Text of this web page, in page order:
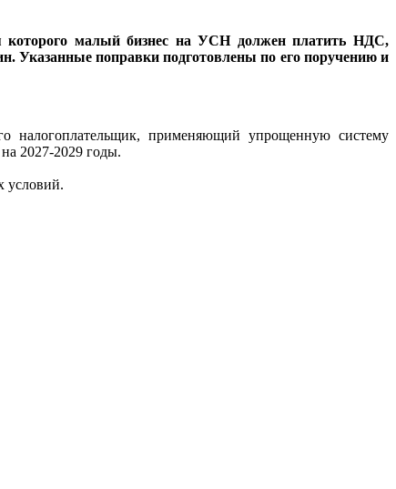
которого малый бизнес на УСН должен платить НДС,
Указанные поправки подготовлены по его поручению и
налогоплательщик, применяющий упрощенную систему
2027-2029 годы.
условий.